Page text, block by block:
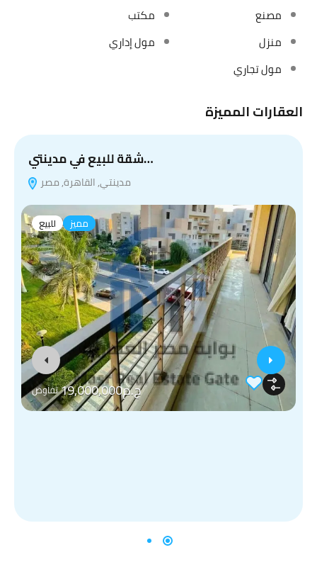
مصنع
مكتب
منزل
مول إداري
مول تجاري
العقارات المميزة
شقة للبيع في مدينتي…
مدينتي, القاهرة, مصر
للبيع مميز
ج.م19,000,000 تفاوض